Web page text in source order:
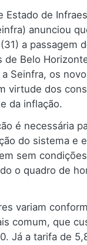
Estado de
anunciou
a passagem
de Belo
Seinfra, os
virtude dos
da inflação.
é necessária
do sistema e
sem
o quadro de
variam
comum, que
Já a tarifa de